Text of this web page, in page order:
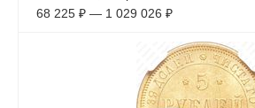
68 225 ₽ — 1 029 026 ₽